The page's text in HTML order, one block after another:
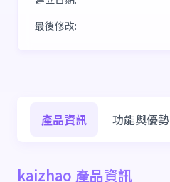
最後修改:
產品資訊 功能與優勢
kaizhao 產品資訊